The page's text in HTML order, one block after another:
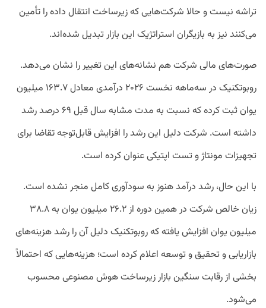
تراشه نیست و حالا شرکت‌هایی که زیرساخت انتقال داده را تأمین
می‌کنند نیز به بازیگران استراتژیک این بازار تبدیل شده‌اند.
صورت‌های مالی شرکت هم نشانه‌های این تغییر را نشان می‌دهد.
روبوتکنیک در سه‌ماهه نخست ۲۰۲۶ درآمدی معادل ۱۶۳.۷ میلیون
یوان ثبت کرده که نسبت به مدت مشابه سال قبل ۶۹ درصد رشد
داشته است. شرکت دلیل این رشد را افزایش قابل‌توجه تقاضا برای
تجهیزات مونتاژ و تست اپتیکی عنوان کرده است.
با این حال، رشد درآمد هنوز به سودآوری کامل منجر نشده است.
زیان خالص شرکت در همین دوره از ۲۶.۲ میلیون یوان به ۳۸.۸
میلیون یوان افزایش یافته که روبوتکنیک دلیل آن را رشد هزینه‌های
بازاریابی و تحقیق و توسعه اعلام کرده است؛ هزینه‌هایی که احتمالاً
بخشی از رقابت سنگین بازار زیرساخت هوش مصنوعی محسوب
می‌شود.